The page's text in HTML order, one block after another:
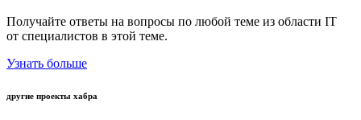
Получайте ответы на вопросы по любой теме из области IT
от специалистов в этой теме.
Узнать больше
другие проекты хабра